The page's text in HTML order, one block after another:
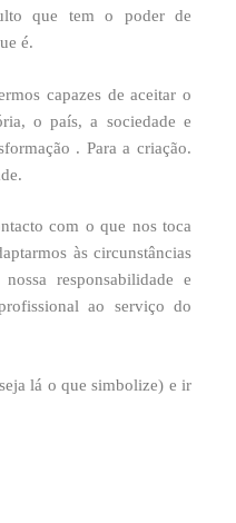
que tem o poder de
é.
capazes de aceitar o
o país, a sociedade e
. Para a criação.
com o que nos toca
às circunstâncias
responsabilidade e
ao serviço do
lá o que simbolize) e ir